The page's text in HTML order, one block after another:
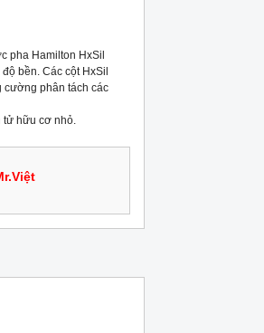
pha Hamilton HxSil
bền. Các cột HxSil
cường phân tách các
tử hữu cơ nhỏ.